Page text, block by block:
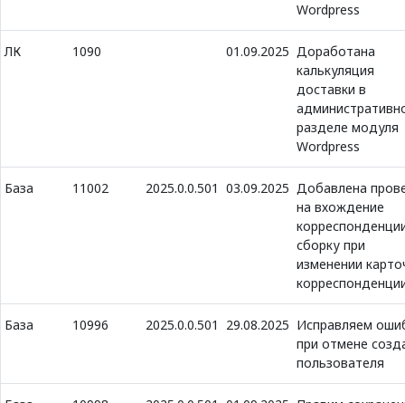
Wordpress
ЛК 1090 01.09.2025 Доработана
калькуляция
доставки в
разделе модуля
Wordpress
База 11002 2025.0.0.501 03.09.2025 Добавлена
на вхождение
сборку при
изменении
База 10996 2025.0.0.501 29.08.2025 Исправляем
при отмене
пользователя